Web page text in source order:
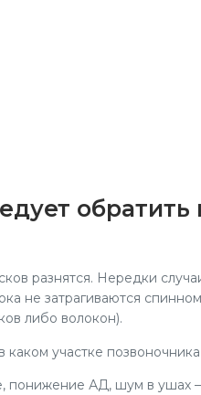
обратить
разнятся. Нередки
не затрагиваются
либо волокон).
участке
понижение АД, шум в ушах